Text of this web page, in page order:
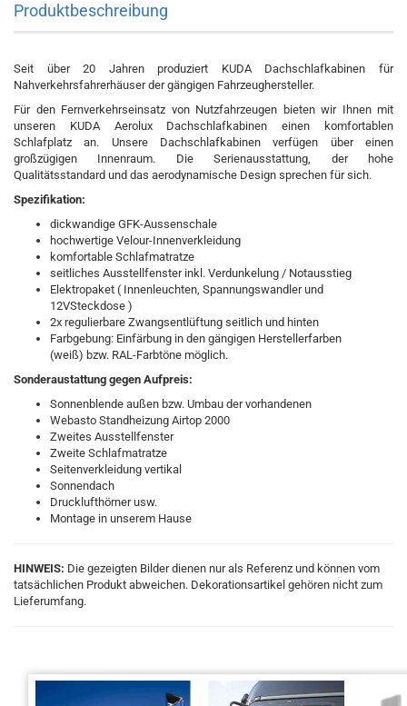
Produktbeschreibung
Seit über 20 Jahren produziert KUDA Dachschlafkabinen für
Nahverkehrsfahrerhäuser der gängigen Fahrzeughersteller.
Für den Fernverkehrseinsatz von Nutzfahrzeugen bieten wir Ihnen mit
unseren KUDA Aerolux Dachschlafkabinen einen komfortablen
Schlafplatz an. Unsere Dachschlafkabinen verfügen über einen
großzügigen Innenraum. Die Serienausstattung, der hohe
Qualitätsstandard und das aerodynamische Design sprechen für sich.
Spezifikation:
dickwandige GFK-Aussenschale
hochwertige Velour-Innenverkleidung
komfortable Schlafmatratze
seitliches Ausstellfenster inkl. Verdunkelung / Notausstieg
Elektropaket ( Innenleuchten, Spannungswandler und
12VSteckdose )
2x regulierbare Zwangsentlüftung seitlich und hinten
Farbgebung: Einfärbung in den gängigen Herstellerfarben
(weiß) bzw. RAL-Farbtöne möglich.
Sonderaustattung gegen Aufpreis:
Sonnenblende außen bzw. Umbau der vorhandenen
Webasto Standheizung Airtop 2000
Zweites Ausstellfenster
Zweite Schlafmatratze
Seitenverkleidung vertikal
Sonnendach
Drucklufthörner usw.
Montage in unserem Hause
HINWEIS: Die gezeigten Bilder dienen nur als Referenz und können vom
tatsächlichen Produkt abweichen. Dekorationsartikel gehören nicht zum
Lieferumfang.